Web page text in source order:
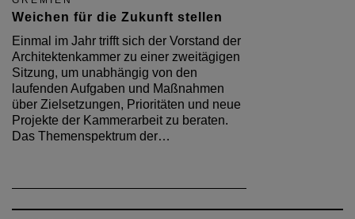
Weichen für die Zukunft stellen
Einmal im Jahr trifft sich der Vorstand der
Architektenkammer zu einer zweitägigen
Sitzung, um unabhängig von den
laufenden Aufgaben und Maßnahmen
über Zielsetzungen, Prioritäten und neue
Projekte der Kammerarbeit zu beraten.
Das Themenspektrum der…